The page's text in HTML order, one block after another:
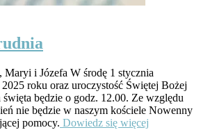
Maryi i Józefa W środę 1 stycznia
roku oraz uroczystość Świętej Bożej
będzie o godz. 12.00. Ze względu
nie będzie w naszym kościele Nowenny
pomocy. Dowiedz się więcej